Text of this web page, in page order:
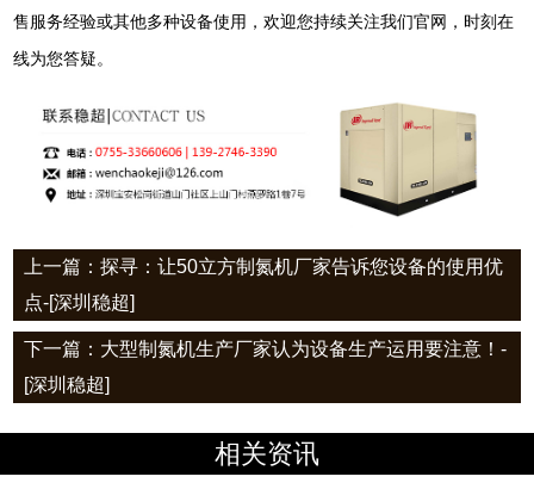
售服务经验或其他多种设备使用，欢迎您持续关注我们官网，时刻在
线为您答疑。
上一篇：探寻：让50立方制氮机厂家告诉您设备的使用优
点-[深圳稳超]
下一篇：大型制氮机生产厂家认为设备生产运用要注意！-
[深圳稳超]
相关资讯